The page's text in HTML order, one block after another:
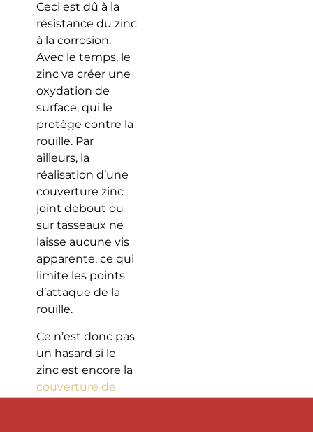
Ceci est dû à la
résistance du zinc
à la corrosion.
Avec le temps, le
zinc va créer une
oxydation de
surface, qui le
protège contre la
rouille. Par
ailleurs, la
réalisation d’une
couverture zinc
joint debout ou
sur tasseaux ne
laisse aucune vis
apparente, ce qui
limite les points
d’attaque de la
rouille.
Ce n’est donc pas
un hasard si le
zinc est encore la
couverture de